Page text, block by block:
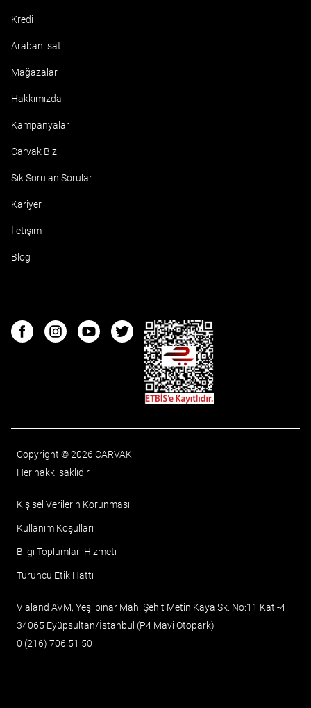
Kredi
Arabanı sat
Mağazalar
Hakkımızda
Kampanyalar
Carvak Biz
Sık Sorulan Sorular
Kariyer
İletişim
Blog
FacebookInstagramYoutubeTwitter
ETBIS
Copyright © 2026 CARVAK
Her hakkı saklıdır
Kişisel Verilerin Korunması
Kullanım Koşulları
Bilgi Toplumları Hizmeti
Turuncu Etik Hattı
Vialand AVM, Yeşilpınar Mah. Şehit Metin Kaya Sk. No:11 Kat:-4
34065 Eyüpsultan/İstanbul (P4 Mavi Otopark)
0 (216) 706 51 50